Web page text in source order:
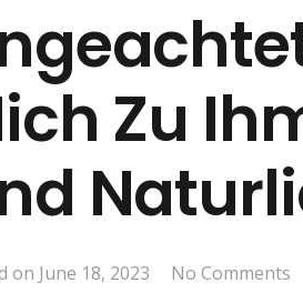
Zu
on June 18, 2023 No Comments